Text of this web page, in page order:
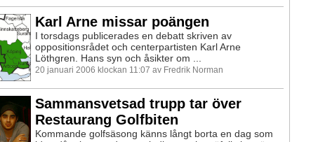
Karl Arne missar poängen
I torsdags publicerades en debatt skriven av
oppositionsrådet och centerpartisten Karl Arne
Löthgren. Hans syn och åsikter om ...
20 januari 2006 klockan 11:07 av Fredrik Norman
Sammansvetsad trupp tar över
Restaurang Golfbiten
Kommande golfsäsong känns långt borta en dag som